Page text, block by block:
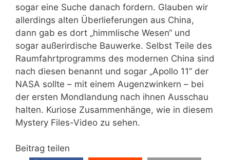
sogar eine Suche danach fordern. Glauben wir
allerdings alten Überlieferungen aus China,
dann gab es dort „himmlische Wesen“ und
sogar außerirdische Bauwerke. Selbst Teile des
Raumfahrtprogramms des modernen China sind
nach diesen benannt und sogar „Apollo 11“ der
NASA sollte – mit einem Augenzwinkern – bei
der ersten Mondlandung nach ihnen Ausschau
halten. Kuriose Zusammenhänge, wie in diesem
Mystery Files-Video zu sehen.
Beitrag teilen